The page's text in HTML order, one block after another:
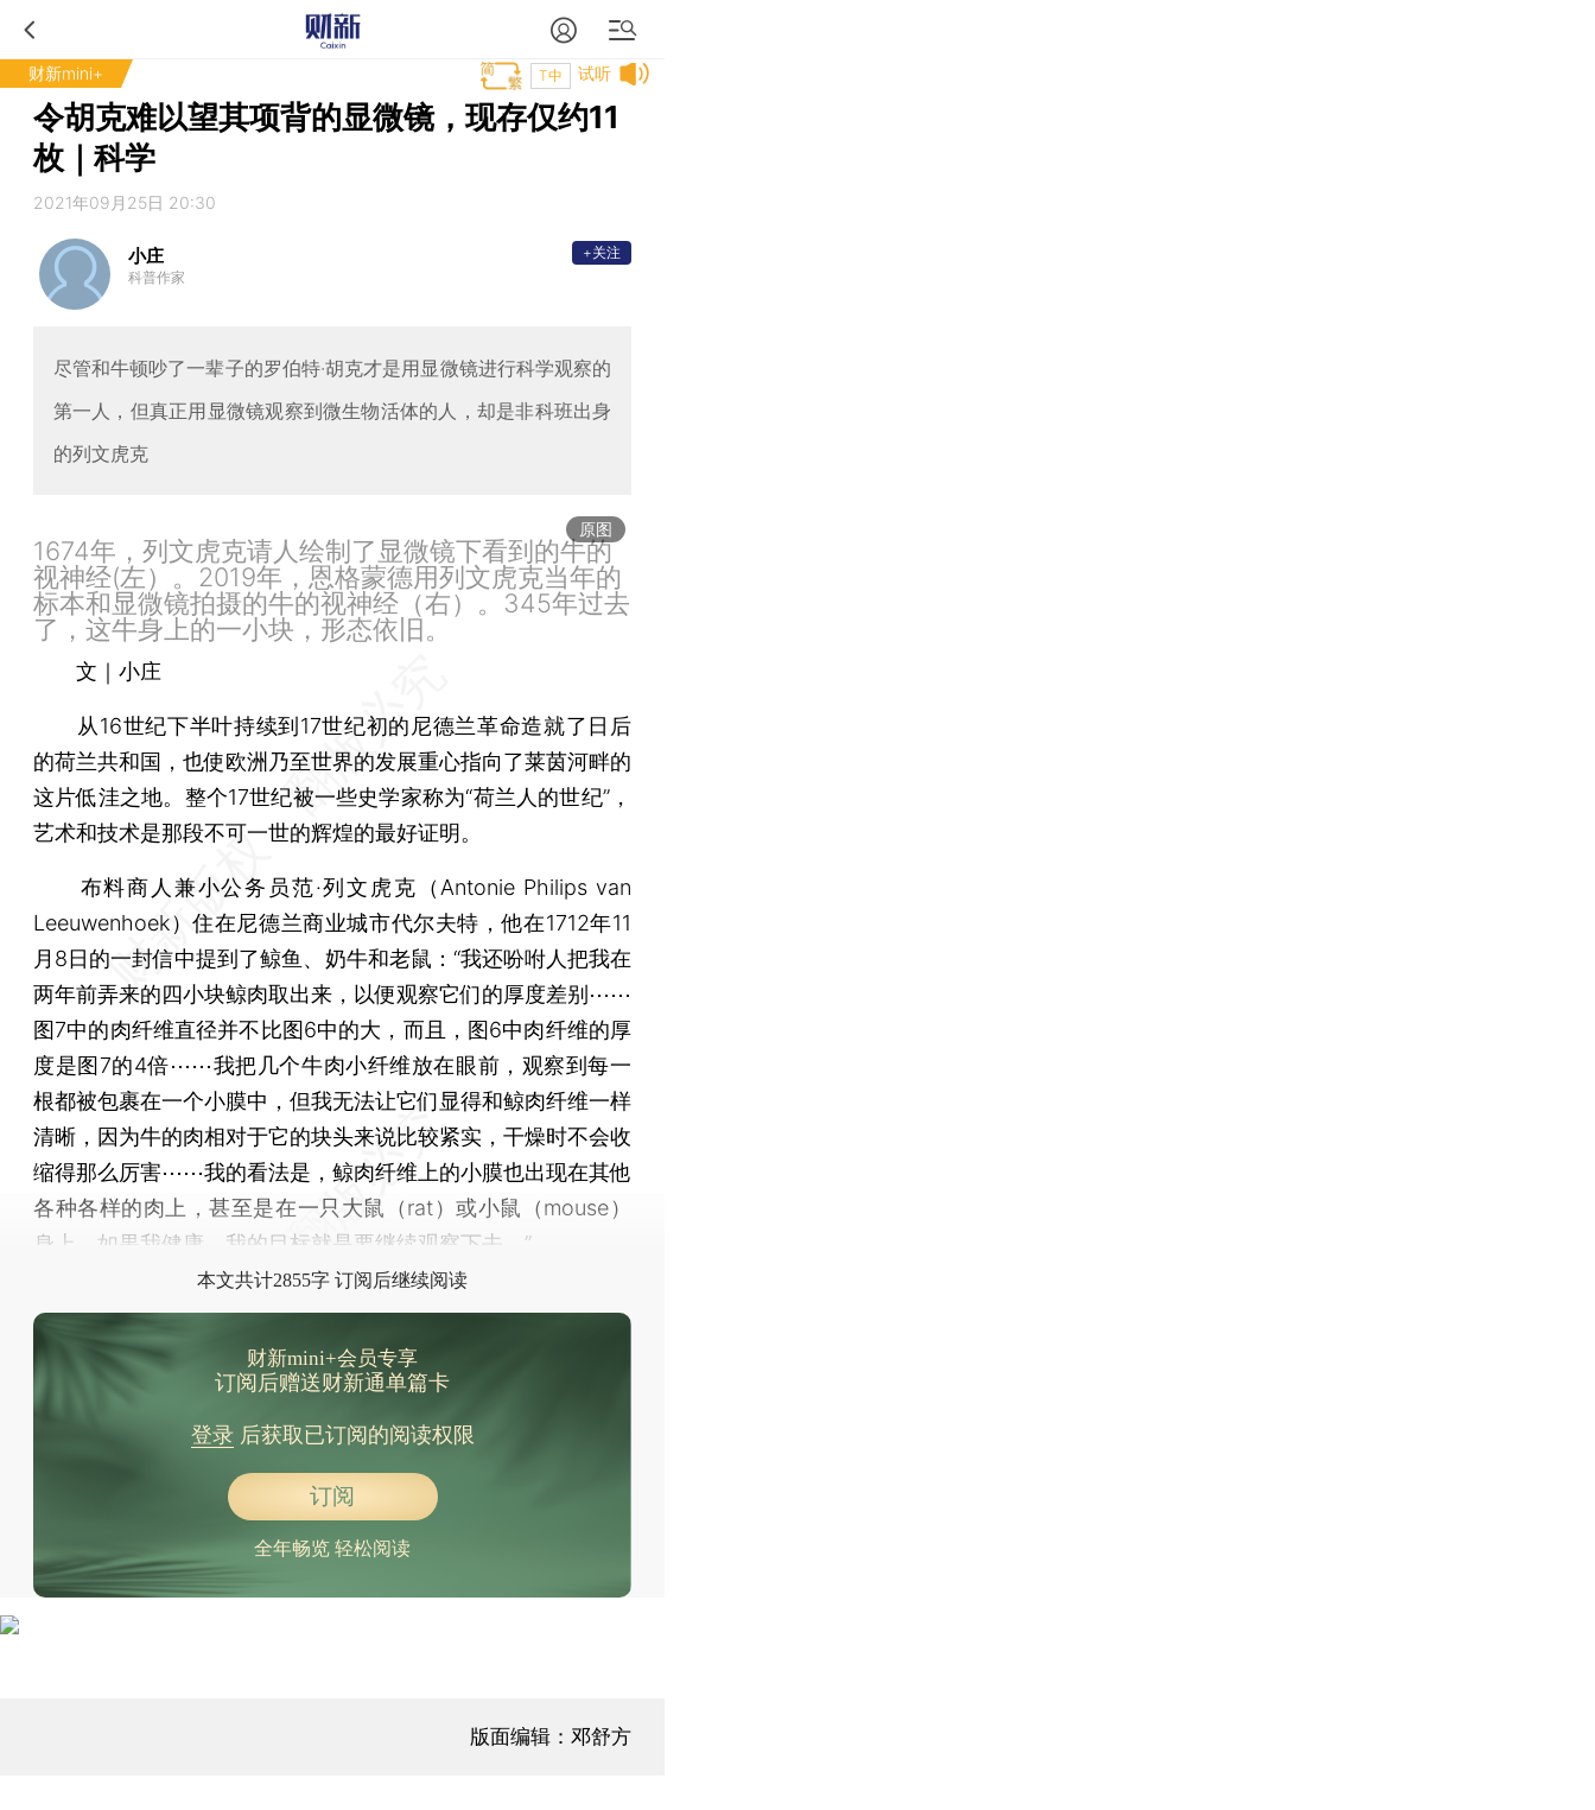
财新mini+ 试听
T中
令胡克难以望其项背的显微镜，现存仅约11
枚｜科学
2021年09月25日 20:30
小庄
科普作家
+关注
尽管和牛顿吵了一辈子的罗伯特·胡克才是用显微镜进行科学观察的
第一人，但真正用显微镜观察到微生物活体的人，却是非科班出身
的列文虎克
原图
1674年，列文虎克请人绘制了显微镜下看到的牛的
视神经(左）。2019年，恩格蒙德用列文虎克当年的
标本和显微镜拍摄的牛的视神经（右）。345年过去
了，这牛身上的一小块，形态依旧。
文｜小庄
从16世纪下半叶持续到17世纪初的尼德兰革命造就了日后
的荷兰共和国，也使欧洲乃至世界的发展重心指向了莱茵河畔的
这片低洼之地。整个17世纪被一些史学家称为“荷兰人的世纪”，
艺术和技术是那段不可一世的辉煌的最好证明。
布料商人兼小公务员范·列文虎克（Antonie Philips van
Leeuwenhoek）住在尼德兰商业城市代尔夫特，他在1712年11
月8日的一封信中提到了鲸鱼、奶牛和老鼠：“我还吩咐人把我在
两年前弄来的四小块鲸肉取出来，以便观察它们的厚度差别⋯⋯
图7中的肉纤维直径并不比图6中的大，而且，图6中肉纤维的厚
度是图7的4倍⋯⋯我把几个牛肉小纤维放在眼前，观察到每一
根都被包裹在一个小膜中，但我无法让它们显得和鲸肉纤维一样
清晰，因为牛的肉相对于它的块头来说比较紧实，干燥时不会收
缩得那么厉害⋯⋯我的看法是，鲸肉纤维上的小膜也出现在其他
各种各样的肉上，甚至是在一只大鼠（rat）或小鼠（mouse）
身上，如果我健康，我的目标就是要继续观察下去。”
本文共计2855字 订阅后继续阅读
财新mini+会员专享
订阅后赠送财新通单篇卡
登录后获取已订阅的阅读权限
订阅
全年畅览 轻松阅读
版面编辑：邓舒方